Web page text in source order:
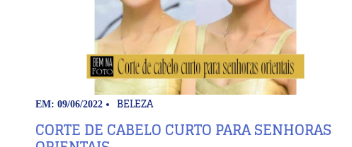
EM: 09/06/2022 BELEZA
CORTE DE CABELO CURTO PARA SENHORAS